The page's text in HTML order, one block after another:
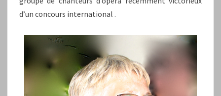
d’un concours international .